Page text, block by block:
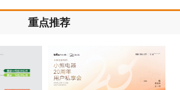
重点推荐